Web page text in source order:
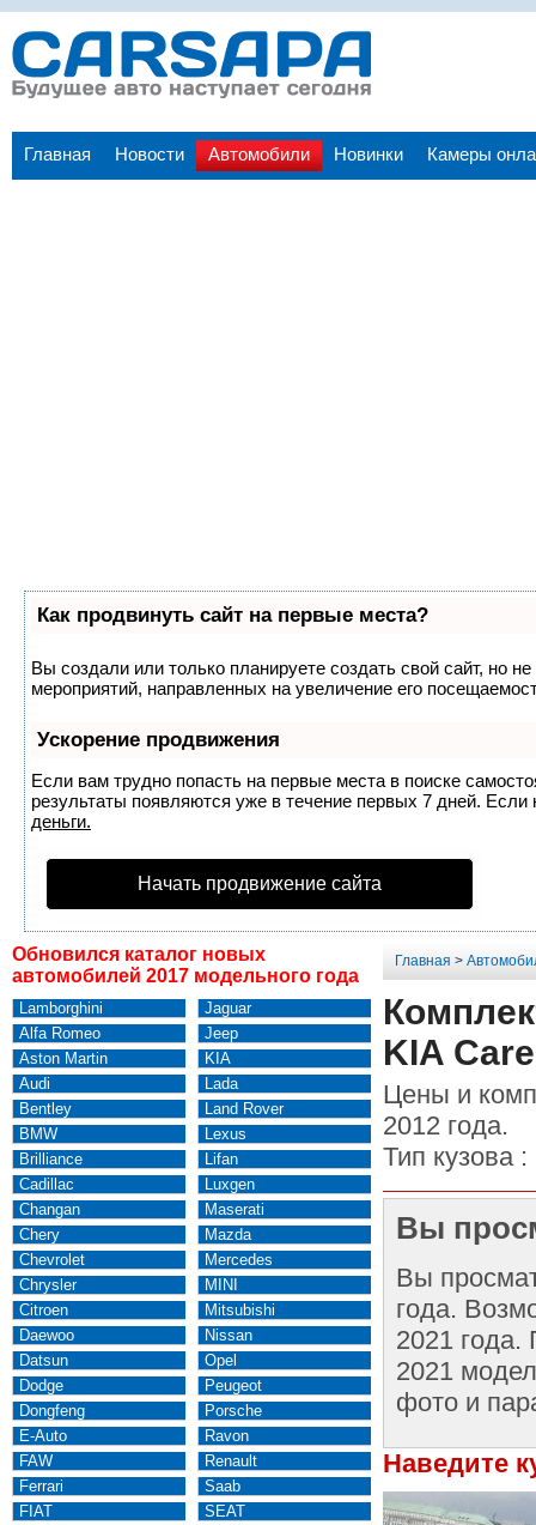
Главная Новости Автомобили Новинки Камеры
Как продвинуть сайт на первые места?
Вы создали или только планируете создать свой сайт, но
мероприятий, направленных на увеличение его
Ускорение продвижения
Если вам трудно попасть на первые места в поиске
результаты появляются уже в течение первых 7 дней.
деньги.
Начать продвижение сайта
Обновился каталог новых
автомобилей 2017 модельного года
Lamborghini
Alfa Romeo
Aston Martin
Audi
Bentley
BMW
Brilliance
Cadillac
Changan
Chery
Chevrolet
Chrysler
Citroen
Daewoo
Datsun
Dodge
Dongfeng
E-Auto
FAW
Ferrari
FIAT
Jaguar
Jeep
KIA
Lada
Land Rover
Lexus
Lifan
Luxgen
Maserati
Mazda
Mercedes
MINI
Mitsubishi
Nissan
Opel
Peugeot
Porsche
Ravon
Renault
Saab
SEAT
Главная >
KIA
Цены и
2012 года.
Тип кузова :
Вы
Вы
года.
2021 года.
2021
фото и
Наведите